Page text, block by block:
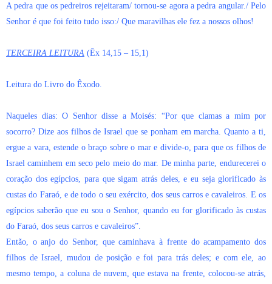
A pedra que os pedreiros rejeitaram/ tornou-se agora a pedra angular./ Pelo
Senhor é que foi feito tudo isso:/ Que maravilhas ele fez a nossos olhos!
TERCEIRA LEITURA (Êx 14,15 – 15,1)
Leitura do Livro do Êxodo.
Naqueles dias: O Senhor disse a Moisés: “Por que clamas a mim por
socorro? Dize aos filhos de Israel que se ponham em marcha. Quanto a ti,
ergue a vara, estende o braço sobre o mar e divide-o, para que os filhos de
Israel caminhem em seco pelo meio do mar. De minha parte, endurecerei o
coração dos egípcios, para que sigam atrás deles, e eu seja glorificado às
custas do Faraó, e de todo o seu exército, dos seus carros e cavaleiros. E os
egípcios saberão que eu sou o Senhor, quando eu for glorificado às custas
do Faraó, dos seus carros e cavaleiros”.
Então, o anjo do Senhor, que caminhava à frente do acampamento dos
filhos de Israel, mudou de posição e foi para trás deles; e com ele, ao
mesmo tempo, a coluna de nuvem, que estava na frente, colocou-se atrás,